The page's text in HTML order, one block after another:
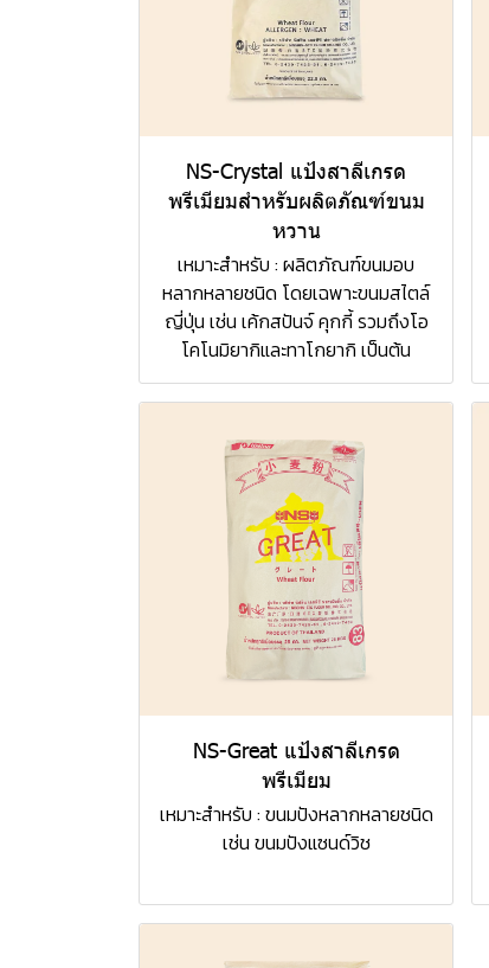
NS-Crystal แป้งสาลีเกรด
พรีเมียมสำหรับผลิตภัณฑ์ขนม
หวาน
เหมาะสำหรับ : ผลิตภัณฑ์ขนมอบ
หลากหลายชนิด โดยเฉพาะขนมสไตล์
ญี่ปุ่น เช่น เค้กสปันจ์ คุกกี้ รวมถึงโอ
โคโนมิยากิและทาโกยากิ เป็นต้น
NS-Great แป้งสาลีเกรด
พรีเมียม
เหมาะสำหรับ : ขนมปังหลากหลายชนิด
เช่น ขนมปังแซนด์วิช